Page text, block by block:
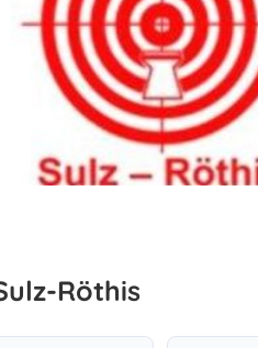
Röthis